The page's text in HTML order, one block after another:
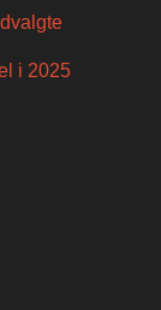
i 2025